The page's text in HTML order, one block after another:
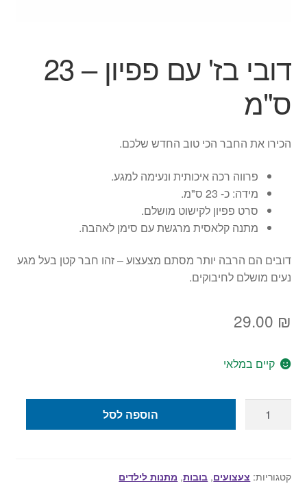
צור קשר
החשבון שלי
סל קניות
תשלום
דובי בז' עם פפיון – 23
ס"מ
הכירו את החבר הכי טוב החדש שלכם.
פרווה רכה איכותית ונעימה למגע.
מידה: כ- 23 ס"מ.
סרט פפיון לקישוט מושלם.
מתנה קלאסית מרגשת עם סימן לאהבה.
דובים הם הרבה יותר מסתם מצעצוע – זהו חבר קטן בעל מגע
נעים מושלם לחיבוקים.
29.00 ₪
קיים במלאי
עם
הוספה לסל
קטגוריות: צעצועים, בובות, מתנות לילדים